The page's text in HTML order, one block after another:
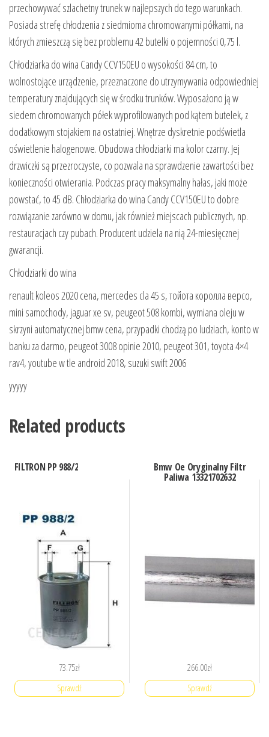
przechowywać szlachetny trunek w najlepszych do tego warunkach.
Posiada strefę chłodzenia z siedmioma chromowanymi półkami, na
których zmieszczą się bez problemu 42 butelki o pojemności 0,75 l.
Chłodziarka do wina Candy CCV150EU o wysokości 84 cm, to
wolnostojące urządzenie, przeznaczone do utrzymywania odpowiedniej
temperatury znajdujących się w środku trunków. Wyposażono ją w
siedem chromowanych półek wyprofilowanych pod kątem butelek, z
dodatkowym stojakiem na ostatniej. Wnętrze dyskretnie podświetla
oświetlenie halogenowe. Obudowa chłodziarki ma kolor czarny. Jej
drzwiczki są przezroczyste, co pozwala na sprawdzenie zawartości bez
konieczności otwierania. Podczas pracy maksymalny hałas, jaki może
powstać, to 45 dB. Chłodziarka do wina Candy CCV150EU to dobre
rozwiązanie zarówno w domu, jak również miejscach publicznych, np.
restauracjach czy pubach. Producent udziela na nią 24-miesięcznej
gwarancji.
Chłodziarki do wina
renault koleos 2020 cena, mercedes cla 45 s, тойота королла версо,
mini samochody, jaguar xe sv, peugeot 508 kombi, wymiana oleju w
skrzyni automatycznej bmw cena, przypadki chodzą po ludziach, konto w
banku za darmo, peugeot 3008 opinie 2010, peugeot 301, toyota 4×4
rav4, youtube w tle android 2018, suzuki swift 2006
yyyyy
Related products
FILTRON PP 988/2
73.75zł
Sprawdź
Bmw Oe Oryginalny Filtr
Paliwa 13321702632
266.00zł
Sprawdź